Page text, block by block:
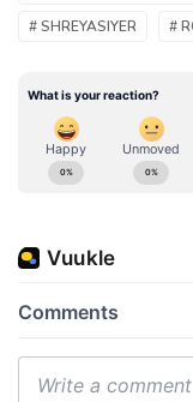
# SHREYASIYER
#